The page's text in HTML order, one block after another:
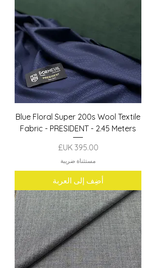
Blue Floral Super 200s Wool Textile
Fabric - PRESIDENT - 2.45 Meters
السعر
مستثناة ضريبة
أضِف إلى العربة